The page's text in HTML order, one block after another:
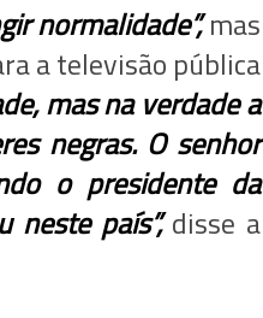
normalidade”,mas
a televisão pública
mas na verdade a
negras. O senhor
o presidente da
neste país”,disse a